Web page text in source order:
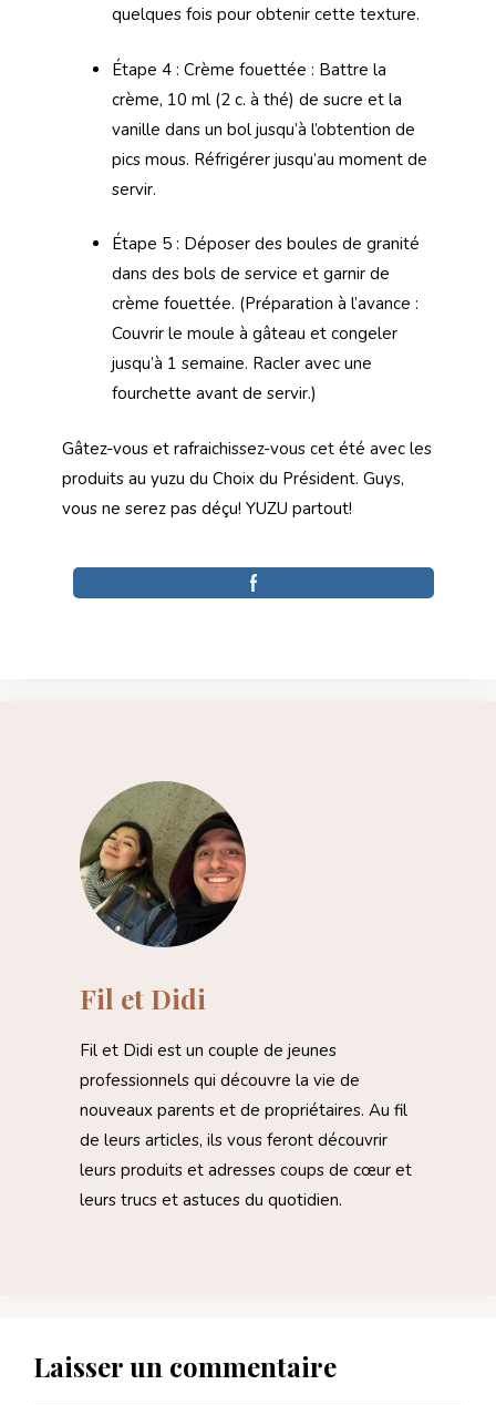
quelques fois pour obtenir cette texture.
Étape 4 : Crème fouettée : Battre la
crème, 10 ml (2 c. à thé) de sucre et la
vanille dans un bol jusqu’à l’obtention de
pics mous. Réfrigérer jusqu’au moment de
servir.
Étape 5 : Déposer des boules de granité
dans des bols de service et garnir de
crème fouettée. (Préparation à l’avance :
Couvrir le moule à gâteau et congeler
jusqu’à 1 semaine. Racler avec une
fourchette avant de servir.)
Gâtez-vous et rafraichissez-vous cet été avec les
produits au yuzu du Choix du Président. Guys,
vous ne serez pas déçu! YUZU partout!
Fil et Didi
Fil et Didi est un couple de jeunes
professionnels qui découvre la vie de
nouveaux parents et de propriétaires. Au fil
de leurs articles, ils vous feront découvrir
leurs produits et adresses coups de cœur et
leurs trucs et astuces du quotidien.
Laisser un commentaire